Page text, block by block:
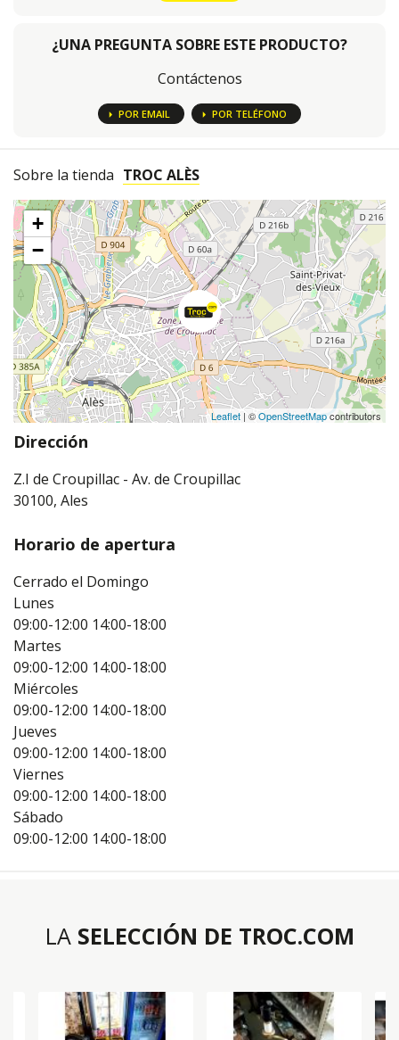
¿UNA PREGUNTA SOBRE ESTE PRODUCTO?
Contáctenos
POR EMAIL POR TELÉFONO
Sobre la tienda TROC ALÈS
+
−
Leaflet | ©OpenStreetMapcontributors
Dirección
Z.I de Croupillac - Av. de Croupillac
30100, Ales
Horario de apertura
Cerrado el Domingo
Lunes
09:00-12:00 14:00-18:00
Martes
09:00-12:00 14:00-18:00
Miércoles
09:00-12:00 14:00-18:00
Jueves
09:00-12:00 14:00-18:00
Viernes
09:00-12:00 14:00-18:00
Sábado
09:00-12:00 14:00-18:00
LA SELECCIÓN DE TROC.COM